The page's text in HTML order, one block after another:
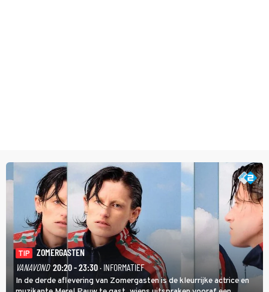
TIP
ZOMERGASTEN
VANAVOND 20:20 - 23:30· INFORMATIEF
In de derde aflevering van Zomergasten is de kleurrijke actrice en